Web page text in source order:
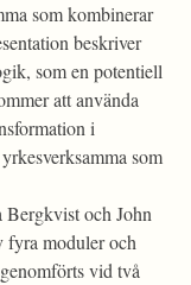
som kombinerar
beskriver
som en potentiell
att använda
i
som
och John
fyra moduler och
vid två